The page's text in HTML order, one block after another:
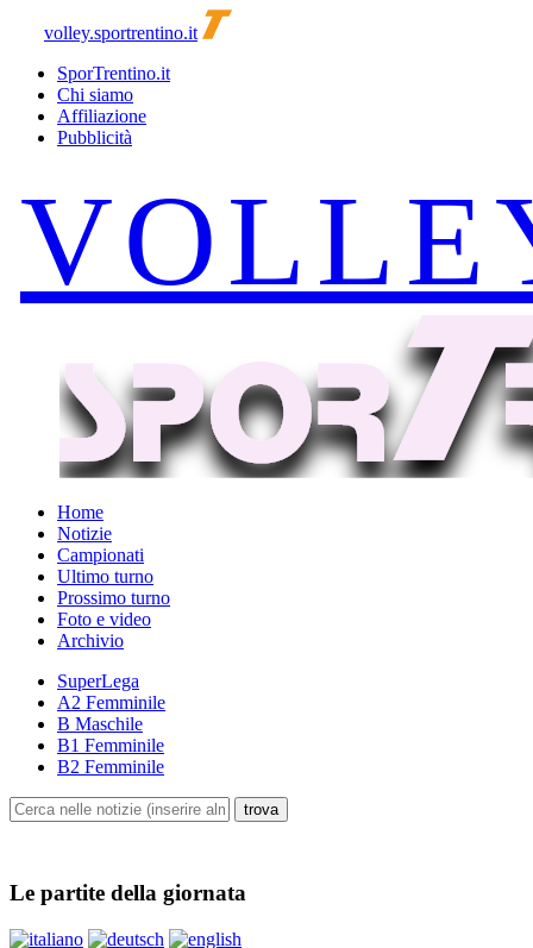
volley.sportrentino.it
SporTrentino.it
Chi siamo
Affiliazione
Pubblicità
Home
Notizie
Campionati
Ultimo turno
Prossimo turno
Foto e video
Archivio
SuperLega
A2 Femminile
B Maschile
B1 Femminile
B2 Femminile
Le partite della giornata